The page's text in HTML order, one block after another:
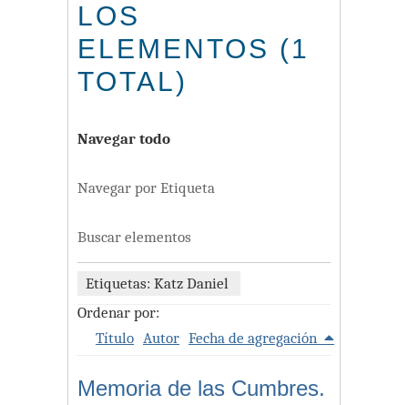
LOS
ELEMENTOS (1
TOTAL)
Navegar todo
Navegar por Etiqueta
Buscar elementos
Etiquetas: Katz Daniel
Ordenar por:
Título Autor Fecha de agregación
Memoria de las Cumbres.